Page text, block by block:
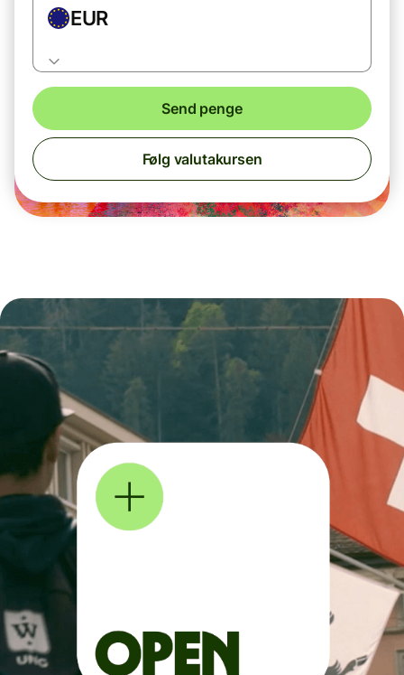
EUR
Send penge
Følg valutakursen